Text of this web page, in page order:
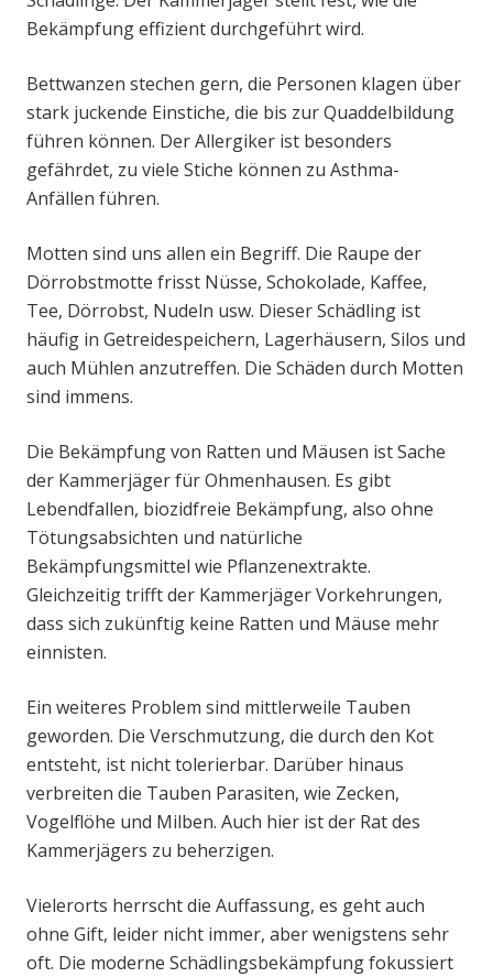
Bekämpfung effizient durchgeführt wird.
Bettwanzen stechen gern, die Personen klagen über
stark juckende Einstiche, die bis zur Quaddelbildung
führen können. Der Allergiker ist besonders
gefährdet, zu viele Stiche können zu Asthma-
Anfällen führen.
Motten sind uns allen ein Begriff. Die Raupe der
Dörrobstmotte frisst Nüsse, Schokolade, Kaffee,
Tee, Dörrobst, Nudeln usw. Dieser Schädling ist
häufig in Getreidespeichern, Lagerhäusern, Silos und
auch Mühlen anzutreffen. Die Schäden durch Motten
sind immens.
Die Bekämpfung von Ratten und Mäusen ist Sache
der Kammerjäger für Ohmenhausen. Es gibt
Lebendfallen, biozidfreie Bekämpfung, also ohne
Tötungsabsichten und natürliche
Bekämpfungsmittel wie Pflanzenextrakte.
Gleichzeitig trifft der Kammerjäger Vorkehrungen,
dass sich zukünftig keine Ratten und Mäuse mehr
einnisten.
Ein weiteres Problem sind mittlerweile Tauben
geworden. Die Verschmutzung, die durch den Kot
entsteht, ist nicht tolerierbar. Darüber hinaus
verbreiten die Tauben Parasiten, wie Zecken,
Vogelflöhe und Milben. Auch hier ist der Rat des
Kammerjägers zu beherzigen.
Vielerorts herrscht die Auffassung, es geht auch
ohne Gift, leider nicht immer, aber wenigstens sehr
oft. Die moderne Schädlingsbekämpfung fokussiert